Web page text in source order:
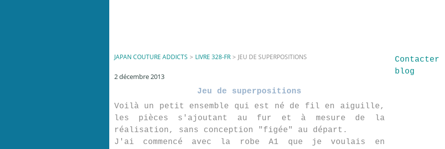
JAPAN COUTURE ADDICTS > LIVRE 328-FR > JEU DE SUPERPOSITIONS
2 décembre 2013
Jeu de superpositions
Voilà un petit ensemble qui est né de fil en aiguille,
les pièces s'ajoutant au fur et à mesure de la
réalisation, sans conception "figée" au départ.
J'ai commencé avec la robe A1 que je voulais en
blog